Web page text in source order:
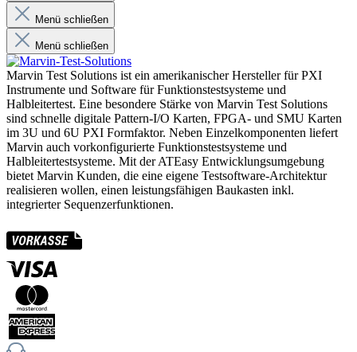
Menü schließen
Menü schließen
Marvin Test Solutions ist ein amerikanischer Hersteller für PXI
Instrumente und Software für Funktionstestsysteme und
Halbleitertest. Eine besondere Stärke von Marvin Test Solutions
sind schnelle digitale Pattern-I/O Karten, FPGA- und SMU Karten
im 3U und 6U PXI Formfaktor. Neben Einzelkomponenten liefert
Marvin auch vorkonfigurierte Funktionstestsysteme und
Halbleitertestsysteme. Mit der ATEasy Entwicklungsumgebung
bietet Marvin Kunden, die eine eigene Testsoftware-Architektur
realisieren wollen, einen leistungsfähigen Baukasten inkl.
integrierter Sequenzerfunktionen.